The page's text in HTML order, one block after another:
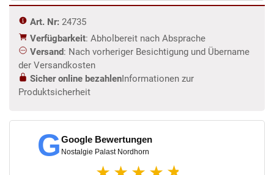
Art. Nr: 24735
Verfügbarkeit: Abholbereit nach Absprache
Versand: Nach vorheriger Besichtigung und Übername
der Versandkosten
Sicher online bezahlenInformationen zur
Produktsicherheit
GGoogle Bewertungen
Nostalgie Palast Nordhorn